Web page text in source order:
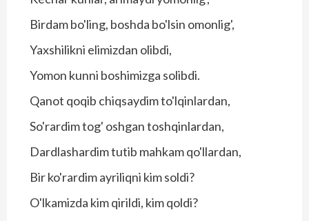
Birdam bo'ling, boshda bo'lsin omonlig',
Yaxshilikni elimizdan olibdi,
Yomon kunni boshimizga solibdi.
Qanot qoqib chiqsaydim to'lqinlardan,
So'rardim tog' oshgan toshqinlardan,
Dardlashardim tutib mahkam qo'llardan,
Bir ko'rardim ayriliqni kim soldi?
O'lkamizda kim qirildi, kim qoldi?